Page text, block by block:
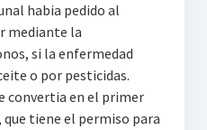
habia pedido al
mediante la
si la enfermedad
o por pesticidas.
convertia en el primer
que tiene el permiso para